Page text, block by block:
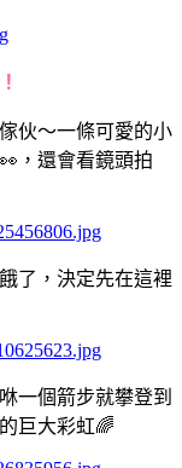
伙～一條可愛的小
，還會看鏡頭拍
了，決定先在這裡
一個箭步就攀登到
巨大彩虹🌈